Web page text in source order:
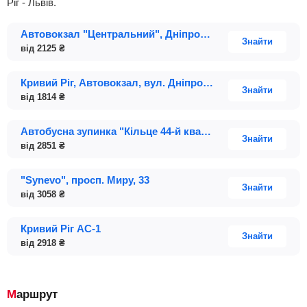
Ріг - Львів.
Автовокзал "Центральний", Дніпровське шосе; будинок 1А
від 2125 ₴
Знайти
"Synevo", просп. Миру, 33
від 3058 ₴
Знайти
Кривий Ріг, Автовокзал, вул. Дніпровське шосе, 1
від 1814 ₴
Знайти
Кривий Ріг АС-1
від 2918 ₴
Знайти
Автобусна зупинка "Кільце 44-й квартал" (вул. Стасова, 9)
від 2851 ₴
Знайти
Маршрут